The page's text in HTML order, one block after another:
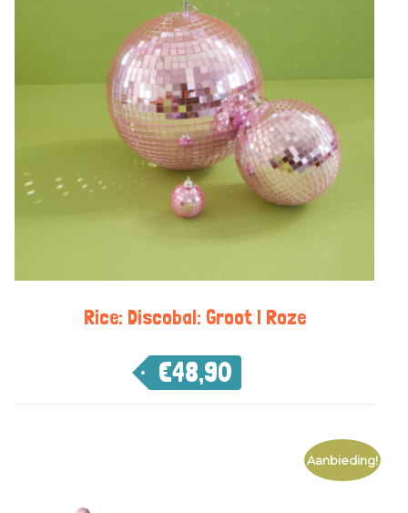
Rice: Discobal: Groot | Roze
€48,90
Aanbieding!